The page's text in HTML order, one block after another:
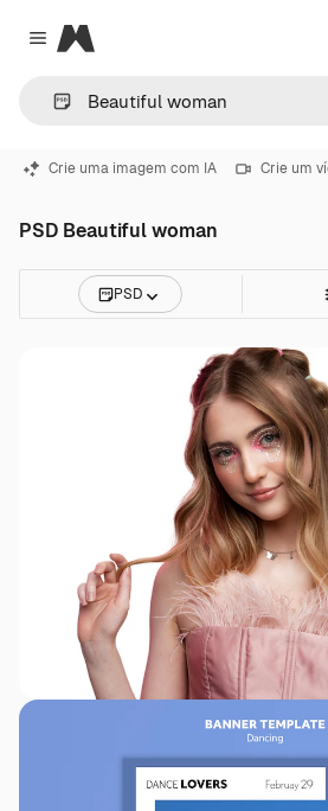
Close menu
Magnific
Crie uma imagem com IA Crie um
PSD Beautiful woman
PSD